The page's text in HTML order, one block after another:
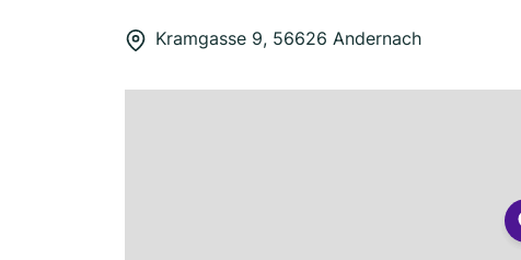
Kramgasse 9, 56626 Andernach